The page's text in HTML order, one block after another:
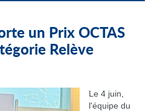
un Prix OCTAS
Relève
Le 4 juin,
l'équipe du